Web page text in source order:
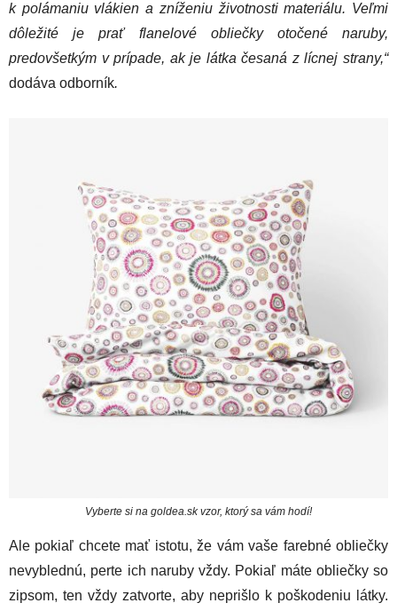
k polámaniu vlákien a zníženiu životnosti materiálu. Veľmi
dôležité je prať flanelové obliečky otočené naruby,
predovšetkým v prípade, ak je látka česaná z lícnej strany,“
dodáva odborník.
Vyberte si na goldea.sk vzor, ktorý sa vám hodí!
Ale pokiaľ chcete mať istotu, že vám vaše farebné obliečky
nevyblednú, perte ich naruby vždy. Pokiaľ máte obliečky so
zipsom, ten vždy zatvorte, aby neprišlo k poškodeniu látky.